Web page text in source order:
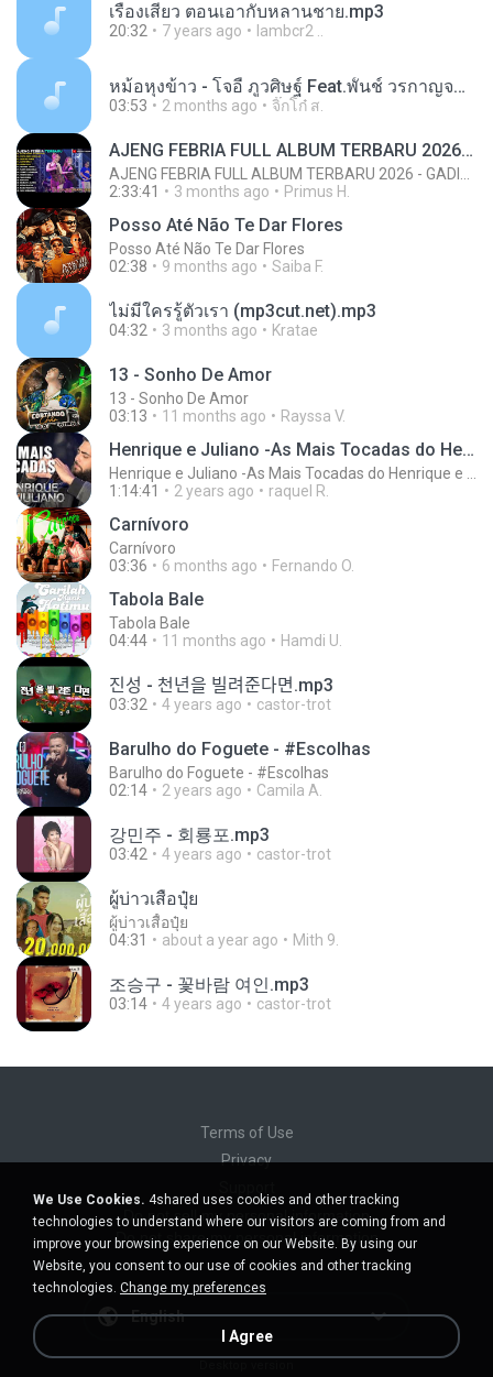
เรื่องเสียว ตอนเอากับหลานชาย.mp3
20:32 7 years ago lambcr2 ..
หม้อหุงข้าว - โจอี้ ภูวศิษฐ์ Feat.พั้นช์ วรกาญจน์-315237.mp3
03:53 2 months ago จิ๊กโก๋ ส.
AJENG FEBRIA FULL ALBUM TERBARU 2026 - GADIS MANIS KALIMANTAN - CINTA DARI SEBERANG AJENG FEBRIA
2:33:41
3 months ago Primus H.
Posso Até Não Te Dar Flores
Posso Até Não Te Dar Flores
02:38
9 months ago Saiba F.
ไม่มีใครรู้ตัวเรา (mp3cut.net).mp3
04:32 3 months ago Kratae
13 - Sonho De Amor
13 - Sonho De Amor
03:13
11 months ago Rayssa V.
Henrique e Juliano -As Mais Tocadas do Henrique e Juliano 2021 -Top Sertanejo 2021,Cd Completo 2021
1:14:41
2 years ago raquel R.
Carnívoro
Carnívoro
03:36
6 months ago Fernando O.
Tabola Bale
Tabola Bale
04:44
11 months ago Hamdi U.
진성 - 천년을 빌려준다면.mp3
03:32 4 years ago castor-trot
Barulho do Foguete - #Escolhas
Barulho do Foguete - #Escolhas
02:14
2 years ago Camila A.
강민주 - 회룡포.mp3
03:42 4 years ago castor-trot
ผู้บ่าวเสื้อปุ๋ย
ผู้บ่าวเสื้อปุ๋ย
04:31
about a year ago Mith 9.
조승구 - 꽃바람 여인.mp3
03:14 4 years ago castor-trot
Terms of Use
Privacy
Do not sell my personal information
Do not share my personal information
English
We Use Cookies. 4shared uses cookies and other tracking
technologies to understand where our visitors are coming from and
improve your browsing experience on our Website. By using our
Website, you consent to our use of cookies and other tracking
technologies. Change my preferences
I Agree